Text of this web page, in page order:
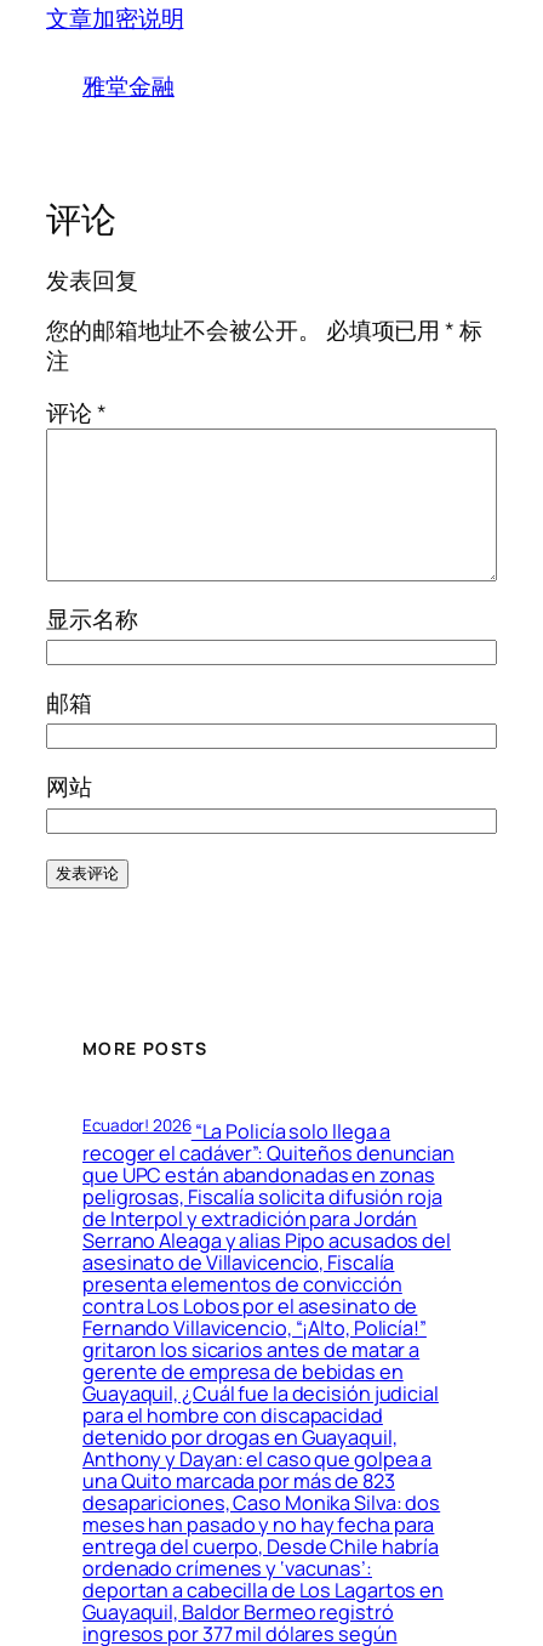
文章加密说明
雅堂金融
评论
发表回复
您的邮箱地址不会被公开。
必填项已用*标
注
评论*
显示名称
邮箱
网站
MORE POSTS
Ecuador! 2026“La Policía solo llega a
recoger el cadáver”: Quiteños denuncian
que UPC están abandonadas en zonas
peligrosas, Fiscalía solicita difusión roja
de Interpol y extradición para Jordán
Serrano Aleaga y alias Pipo acusados del
asesinato de Villavicencio, Fiscalía
presenta elementos de convicción
contra Los Lobos por el asesinato de
Fernando Villavicencio, “¡Alto, Policía!”
gritaron los sicarios antes de matar a
gerente de empresa de bebidas en
Guayaquil, ¿Cuál fue la decisión judicial
para el hombre con discapacidad
detenido por drogas en Guayaquil,
Anthony y Dayan: el caso que golpea a
una Quito marcada por más de 823
desapariciones, Caso Monika Silva: dos
meses han pasado y no hay fecha para
entrega del cuerpo, Desde Chile habría
ordenado crímenes y ‘vacunas’:
deportan a cabecilla de Los Lagartos en
Guayaquil, Baldor Bermeo registró
ingresos por 377 mil dólares según